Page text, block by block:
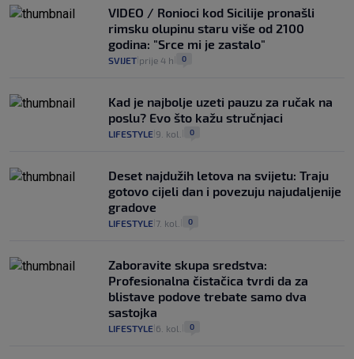
VIDEO / Ronioci kod Sicilije pronašli
rimsku olupinu staru više od 2100
godina: "Srce mi je zastalo"
SVIJET prije 4 h 0
Kad je najbolje uzeti pauzu za ručak na
poslu? Evo što kažu stručnjaci
LIFESTYLE 9. kol. 0
Deset najdužih letova na svijetu: Traju
gotovo cijeli dan i povezuju najudaljenije
gradove
LIFESTYLE 7. kol. 0
Zaboravite skupa sredstva:
Profesionalna čistačica tvrdi da za
blistave podove trebate samo dva
sastojka
LIFESTYLE 6. kol. 0